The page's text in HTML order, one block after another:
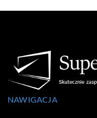
NAWIGACJA